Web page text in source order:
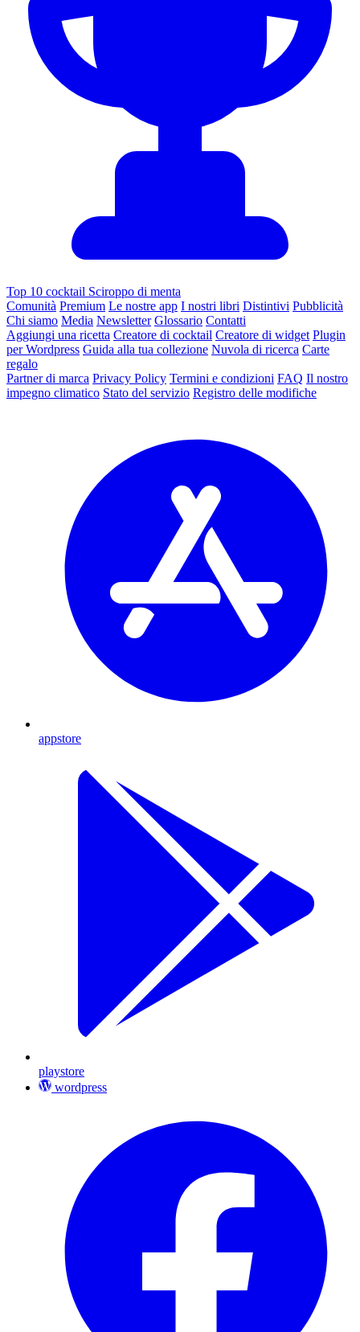
Top 10 cocktail Sciroppo di menta
Comunità Premium Le nostre app I nostri libri Distintivi Pubblicità
Chi siamo Media Newsletter Glossario Contatti
Aggiungi una ricetta Creatore di cocktail Creatore di widget Plugin
per Wordpress Guida alla tua collezione Nuvola di ricerca Carte
regalo
Partner di marca Privacy Policy Termini e condizioni FAQ Il nostro
impegno climatico Stato del servizio Registro delle modifiche
appstore
playstore
wordpress